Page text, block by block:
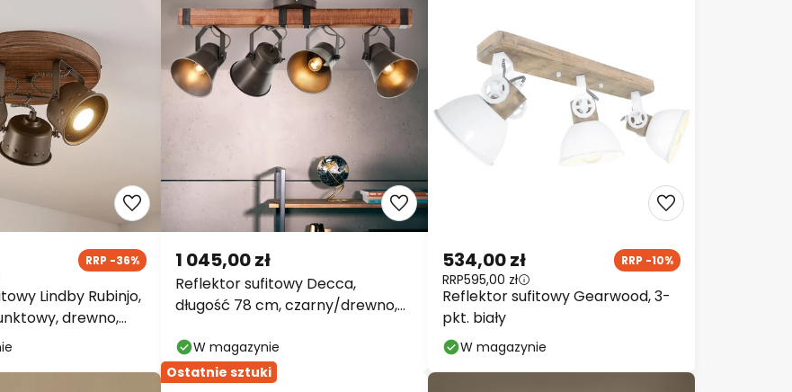
Lindby Rubinjo,
drewno,
RRP -36%
Reflektor sufitowy Decca,
długość 78 cm, czarny/drewno,
1 045,00 zł
W magazynie
Reflektor sufitowy Gearwood, 3-
pkt. biały
534,00 zł RRP -10%
RRP595,00 zł
W magazynie
Ostatnie sztuki